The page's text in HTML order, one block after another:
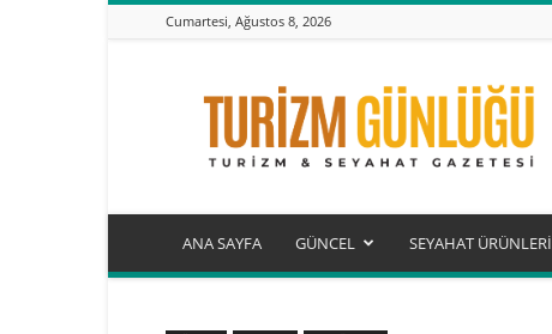
Cumartesi, Ağustos 8, 2026
Turizm
Günlüğü
ANA SAYFA GÜNCEL SEYAHAT ÜRÜNLERİ